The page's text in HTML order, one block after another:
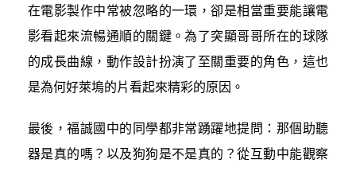
在電影製作中常被忽略的一環，卻是相當重要能讓電
影看起來流暢通順的關鍵。為了突顯哥哥所在的球隊
的成長曲線，動作設計扮演了至關重要的角色，這也
是為何好萊塢的片看起來精彩的原因。
最後，福誠國中的同學都非常踴躍地提問：那個助聽
器是真的嗎？以及狗狗是不是真的？從互動中能觀察